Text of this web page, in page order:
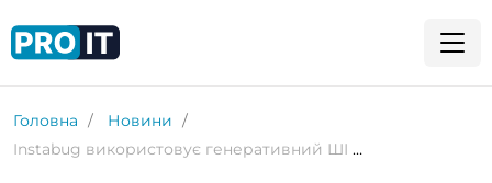
Головна
Новини
Instabug використовує генеративний ШІ для автоматичного виправлення мобільних застосунків